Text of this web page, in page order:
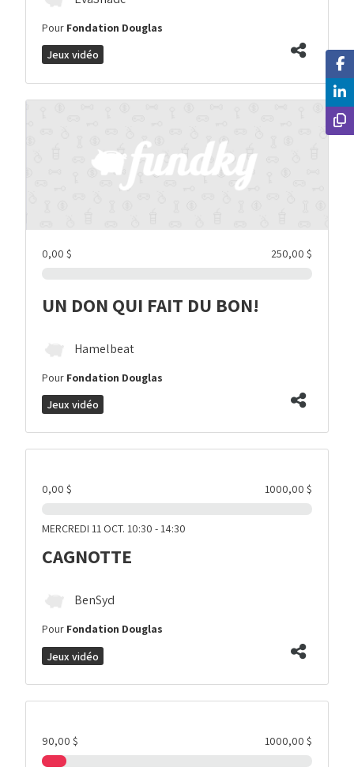
Pour Fondation Douglas
Jeux vidéo
0,00 $ 250,00 $
UN DON QUI FAIT DU BON!
Hamelbeat
Pour Fondation Douglas
Jeux vidéo
0,00 $ 1000,00 $
MERCREDI 11 OCT. 10:30 - 14:30
CAGNOTTE
BenSyd
Pour Fondation Douglas
Jeux vidéo
90,00 $ 1000,00 $